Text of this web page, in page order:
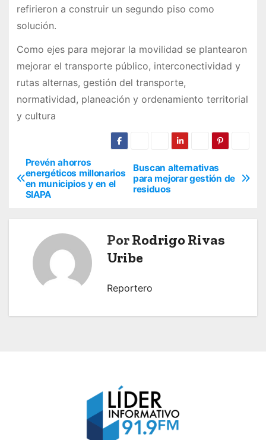
refirieron a construir un segundo piso como
solución.
Como ejes para mejorar la movilidad se plantearon
mejorar el transporte público, interconectividad y
rutas alternas, gestión del transporte,
normatividad, planeación y ordenamiento territorial
y cultura
N
a
c
Buscan alternativas
para mejorar gestión de
residuos
Prevén ahorros
energéticos millonarios
en municipios y en el
SIAPA
PorRodrigo Rivas
Uribe
Reportero